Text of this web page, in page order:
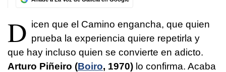
D icen que el Camino engancha, que quien
prueba la experiencia quiere repetirla y
que hay incluso quien se convierte en adicto.
Arturo Piñeiro (Boiro, 1970) lo confirma. Acaba